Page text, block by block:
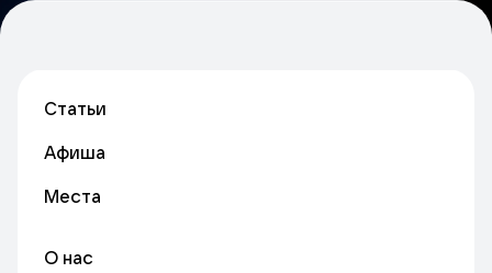
Статьи
Афиша
Места
О нас